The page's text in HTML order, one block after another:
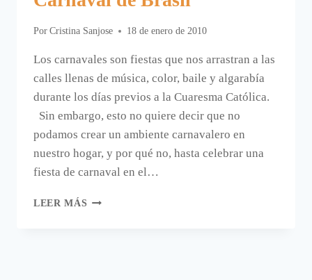
Por Cristina Sanjose 18 de enero de 2010
Los carnavales son fiestas que nos arrastran a las
calles llenas de música, color, baile y algarabía
durante los días previos a la Cuaresma Católica.
Sin embargo, esto no quiere decir que no
podamos crear un ambiente carnavalero en
nuestro hogar, y por qué no, hasta celebrar una
fiesta de carnaval en el…
LEER MÁS CÓMO